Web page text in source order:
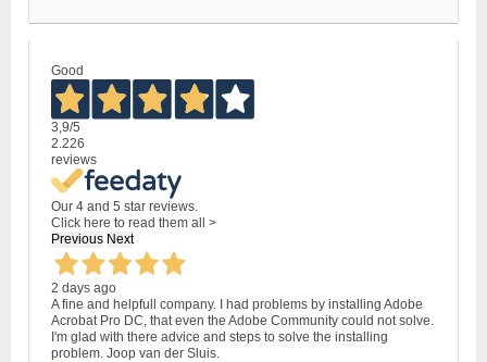
Good
3,9/5
2.226
reviews
Our 4 and 5 star reviews.
Click here to read them all >
Previous Next
2 days ago
A fine and helpfull company. I had problems by installing Adobe
Acrobat Pro DC, that even the Adobe Community could not solve.
I'm glad with there advice and steps to solve the installing
problem. Joop van der Sluis.